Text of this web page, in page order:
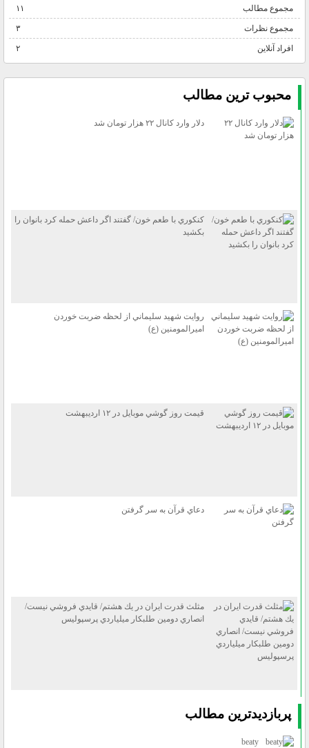
مجموع مطالب ۱۱
مجموع نظرات ۳
افراد آنلاین ۲
محبوب ترين مطالب
دلار وارد كانال ۲۲ هزار تومان شد
كنكوري با طعم خون/ گفتند اگر داعش حمله كرد بانوان را
بكشيد
روايت شهيد سليماني از لحظه ضربت خوردن
اميرالمومنين (ع)
قيمت روز گوشي موبايل در ۱۲ ارديبهشت
دعاي قرآن به سر گرفتن
مثلث قدرت ايران در يك هشتم/ قايدي فروشي نيست/
انصاري دومين طلبكار ميلياردي پرسپوليس
پربازديدترين مطالب
beaty